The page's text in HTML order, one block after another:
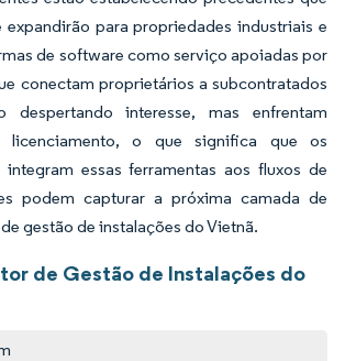
expandirão para propriedades industriais e
de software como serviço apoiadas por
conectam proprietários a subcontratados
despertando interesse, mas enfrentam
licenciamento, o que significa que os
essas ferramentas aos fluxos de
podem capturar a próxima camada de
gestão de instalações do Vietnã.
de Gestão de Instalações do